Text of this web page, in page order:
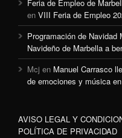
Feria de Empleo de
en VIII Feria de Empleo
Programación de Navidad
Navideño de Marbella a
Mcj en Manuel Carrasco
de emociones y música
AVISO LEGAL Y
POLÍTICA DE PRIVACIDAD